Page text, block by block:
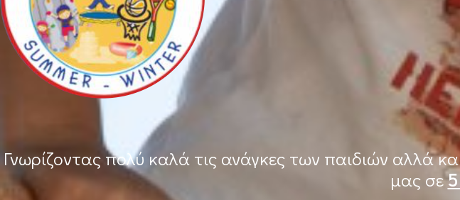
Γνωρίζοντας πολύ καλά τις ανάγκες των παιδιών αλλά
μας σε